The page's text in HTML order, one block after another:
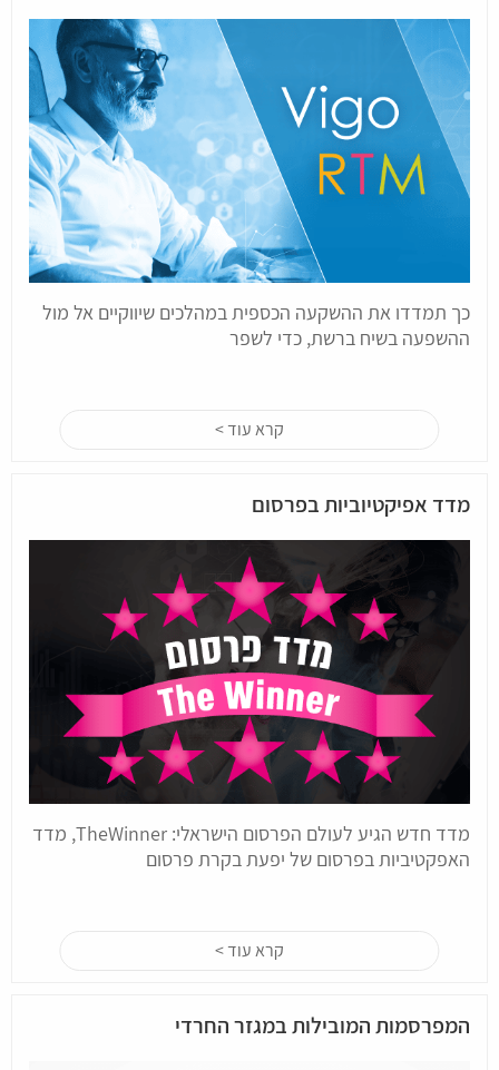
כך תמדדו את ההשקעה הכספית במהלכים שיווקיים אל מול
ההשפעה בשיח ברשת, כדי לשפר
קרא עוד >
מדד אפיקטיוביות בפרסום
מדד חדש הגיע לעולם הפרסום הישראלי: TheWinner, מדד
האפקטיביות בפרסום של יפעת בקרת פרסום
קרא עוד >
המפרסמות המובילות במגזר החרדי